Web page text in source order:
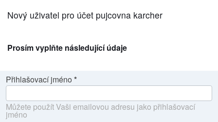
Nový uživatel pro účet pujcovna karcher
Prosím vyplňte následující údaje
Přihlašovací jméno
Můžete použít Vaši emailovou adresu jako přihlašovací
jméno